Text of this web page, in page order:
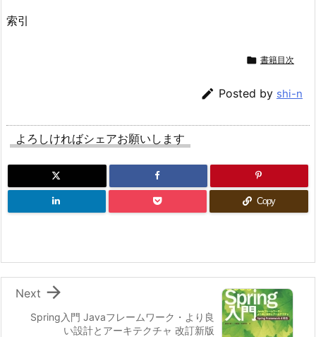
索引
 書籍目次
 Posted by shi-n
よろしければシェアお願いします
Copy
Spring入門 Javaフレームワーク・より良
い設計とアーキテクチャ 改訂新版

Next